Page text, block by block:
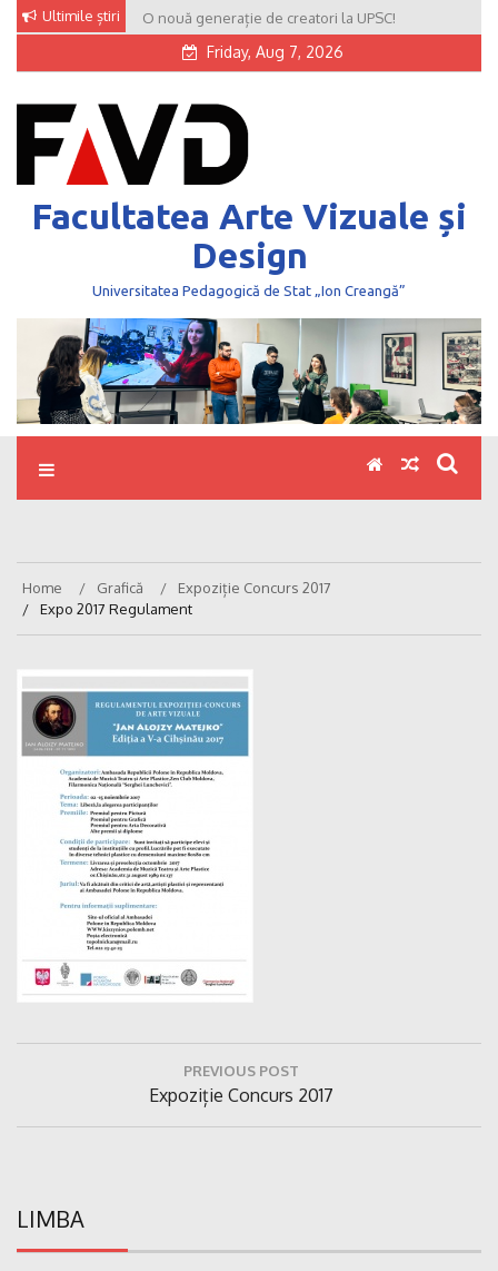
Skip
content
Ultimile știri O nouă generație de creatori la UPSC!
Friday, Aug 7, 2026
Facultatea Arte Vizuale și
Design
Universitatea Pedagogică de Stat „Ion Creangă”
Home Grafică
Expoziție Concurs 2017
Expo 2017 Regulament
PREVIOUS POST
Previous
Post:
Expoziție Concurs 2017
LIMBA